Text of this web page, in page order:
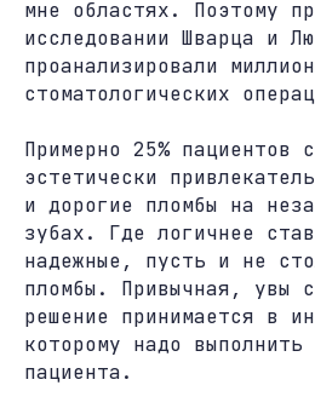
мне областях. Поэтому
исследовании Шварца и
проанализировали
стоматологических
Примерно 25% пациентов
эстетически
и дорогие пломбы на
зубах. Где логичнее
надежные, пусть и не
пломбы. Привычная, увы
решение принимается в
которому надо
пациента.